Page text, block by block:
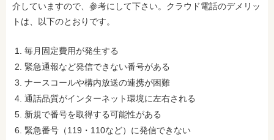
介していますので、参考にして下さい。 クラウド電話のデメリッ
トは、以下のとおりです。
毎月固定費用が発生する
緊急通報など発信できない番号がある
ナースコールや構内放送の連携が困難
通話品質がインターネット環境に左右される
新規で番号を取得する可能性がある
緊急番号（119・110など）に発信できない